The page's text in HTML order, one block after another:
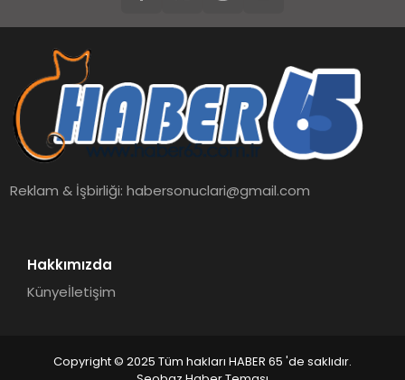
Reklam & İşbirliği:habersonuclari@gmail.com
Hakkımızda
Künyeİletişim
Copyright © 2025 Tüm hakları HABER 65 'de saklıdır.